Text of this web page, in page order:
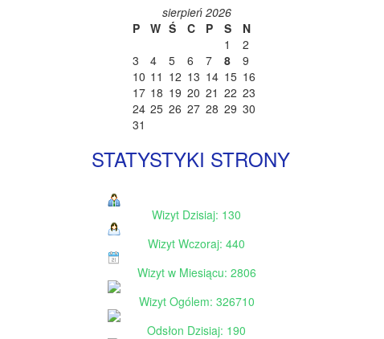
sierpień 2026
P
W Ś C P S
N
1
2
3
4 5 6 7 8
9
10 11 12 13 14 15 16
17 18 19 20 21 22 23
24 25 26 27 28 29 30
31
STATYSTYKI STRONY
Wizyt Dzisiaj: 130
Wizyt Wczoraj: 440
Wizyt w Miesiącu: 2806
Wizyt Ogólem: 326710
Odsłon Dzisiaj: 190